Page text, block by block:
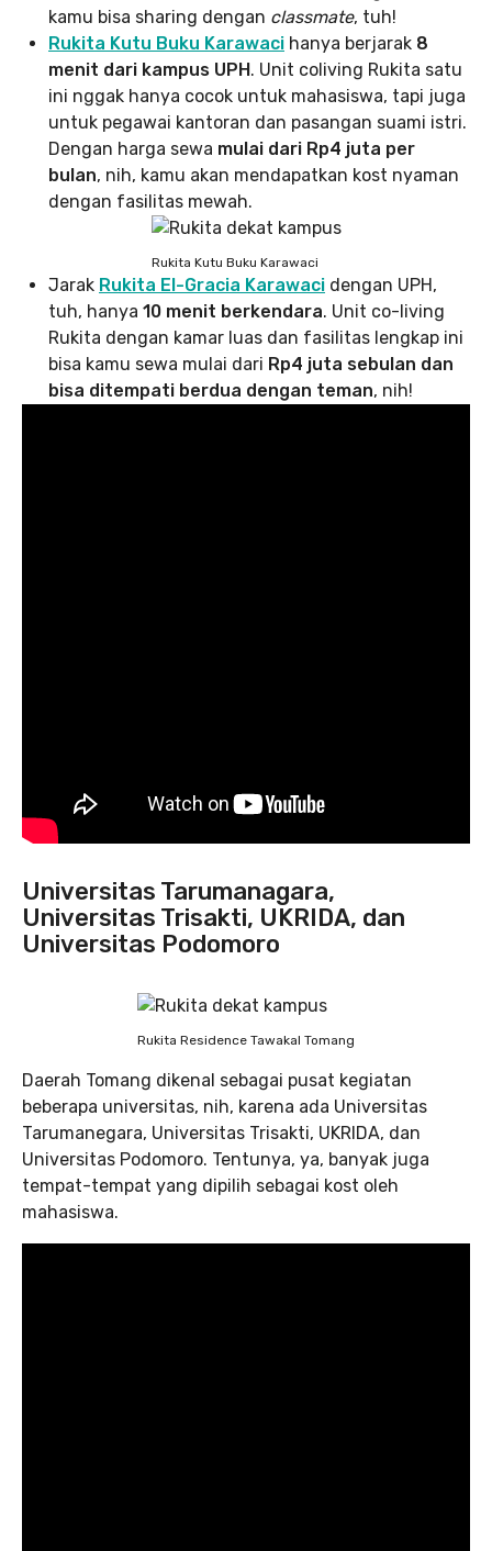
kamu bisa sharing dengan classmate, tuh!
Rukita Kutu Buku Karawaci hanya berjarak 8
menit dari kampus UPH. Unit coliving Rukita satu
ini nggak hanya cocok untuk mahasiswa, tapi juga
untuk pegawai kantoran dan pasangan suami istri.
Dengan harga sewa mulai dari Rp4 juta per
bulan, nih, kamu akan mendapatkan kost nyaman
dengan fasilitas mewah.
Rukita Kutu Buku Karawaci
Jarak Rukita El-Gracia Karawaci dengan UPH,
tuh, hanya 10 menit berkendara. Unit co-living
Rukita dengan kamar luas dan fasilitas lengkap ini
bisa kamu sewa mulai dari Rp4 juta sebulan dan
bisa ditempati berdua dengan teman, nih!
Universitas Tarumanagara,
Universitas Trisakti, UKRIDA, dan
Universitas Podomoro
Rukita Residence Tawakal Tomang
Daerah Tomang dikenal sebagai pusat kegiatan
beberapa universitas, nih, karena ada Universitas
Tarumanegara, Universitas Trisakti, UKRIDA, dan
Universitas Podomoro. Tentunya, ya, banyak juga
tempat-tempat yang dipilih sebagai kost oleh
mahasiswa.